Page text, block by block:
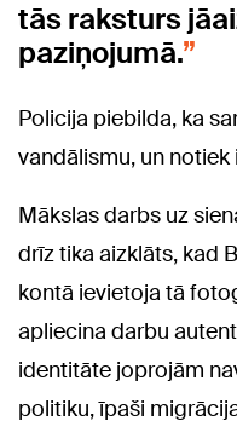
tās raksturs
paziņojumā.
Policija piebilda, ka
vandālismu, un notiek
Mākslas darbs uz
drīz tika aizklāts, kad
kontā ievietoja tā
apliecina darbu
identitāte joprojām
politiku, īpaši